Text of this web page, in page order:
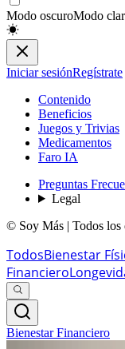
Modo oscuroModo
Iniciar sesiónRegístrate
Contenido
Beneficios
Juegos y Trivias
Medicamentos
Faro IA
Preguntas
Legal
© Soy Más | Todos los
TodosBienestar
Financiero
Bienestar Financiero